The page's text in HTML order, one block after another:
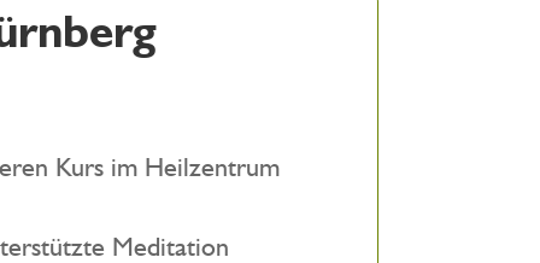
Kurs im Heilzentrum
Meditation